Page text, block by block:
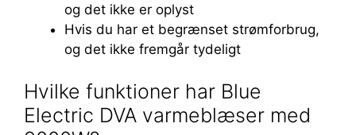
og det ikke er oplyst
Hvis du har et begrænset strømforbrug,
og det ikke fremgår tydeligt
Hvilke funktioner har Blue
Electric DVA varmeblæser med